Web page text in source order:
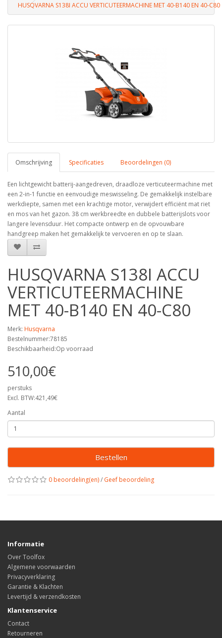
HUSQVARNA S138I ACCU VERTICUTEERMACHINE MET 40-B140 EN 40-C80
Omschrijving Specificaties Beoordelingen (0)
Een lichtgewicht batterij-aangedreven, draadloze verticuteermachine met
een 2-in-1 functie en eenvoudige meswisseling. De gemakkelijk instelbare
werkdiepte, samen met een krachtige motor, verwijdert efficiënt mat riet
en mos van het gazon. 38 cm werkbreedte en dubbele batterijslots voor
langere levensduur. Het compacte ontwerp en de opvouwbare
handgreep maken het gemakkelijk te vervoeren en op te slaan.
HUSQVARNA S138I ACCU
VERTICUTEERMACHINE
MET 40-B140 EN 40-C80
Merk: Husqvarna
Bestelnummer:78185
Beschikbaarheid:Op voorraad
510,00€
perstuks
Excl. BTW:421,49€
Aantal
Bestellen
0 beoordeling(en)/ Geef beoordeling
Informatie
Over Toolfox
Algemene voorwaarden
Privacyverklaring
Garantie & Klachten
Levertijd & verzendkosten
Klantenservice
Contact
Retourneren